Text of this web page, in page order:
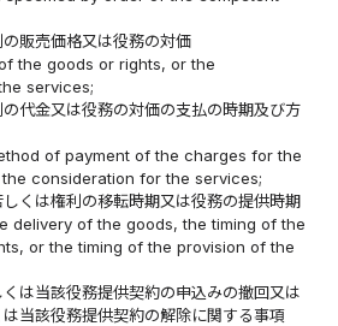
販売価格又は役務の対価
the goods or rights, or the
services;
代金又は役務の対価の支払の時期及び方
of payment of the charges for the
consideration for the services;
くは権利の移転時期又は役務の提供時期
delivery of the goods, the timing of the
or the timing of the provision of the
は当該役務提供契約の申込みの撤回又は
当該役務提供契約の解除に関する事項